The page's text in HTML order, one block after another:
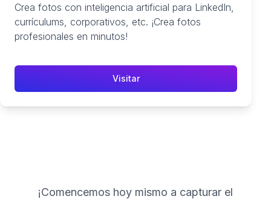
Crea fotos con inteligencia artificial para LinkedIn,
currículums, corporativos, etc. ¡Crea fotos
profesionales en minutos!
Visitar
¡Comencemos hoy mismo a capturar el